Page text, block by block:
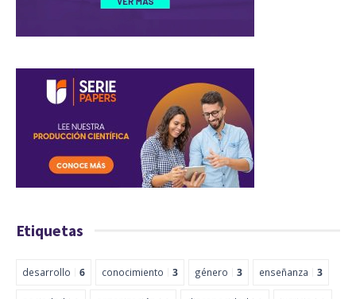
Etiquetas
desarrollo 6 conocimiento 3 género 3 enseñanza 3